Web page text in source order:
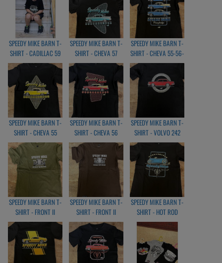
SPEEDY MIKE BARN T-
SHIRT - CADILLAC 59
BLACK
SPEEDY MIKE BARN T-
SHIRT - CHEVA 57
BLACK
SPEEDY MIKE BARN T-
SHIRT - CHEVA 55-56-
57 BLACK
SPEEDY MIKE BARN T-
SHIRT - CHEVA 55
BLACK
SPEEDY MIKE BARN T-
SHIRT - CHEVA 56
BLACK
SPEEDY MIKE BARN T-
SHIRT - VOLVO 242
BLACK
SPEEDY MIKE BARN T-
SHIRT - FRONT II
OLIVGREEN
SPEEDY MIKE BARN T-
SHIRT - FRONT II
BRUN
SPEEDY MIKE BARN T-
SHIRT - HOT ROD
PINSTRIPE